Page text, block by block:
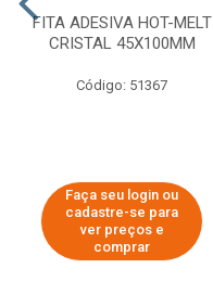
FITA ADESIVA HOT-MELT
CRISTAL 45X100MM
Código: 51367
Faça seu login ou
cadastre-se para
ver preços e
comprar